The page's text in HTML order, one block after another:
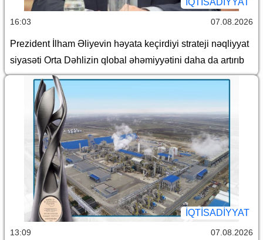
İQTİSADİYYAT
16:03 07.08.2026
Prezident İlham Əliyevin həyata keçirdiyi strateji nəqliyyat
siyasəti Orta Dəhlizin qlobal əhəmiyyətini daha da artırıb
İQTİSADİYYAT
13:09 07.08.2026